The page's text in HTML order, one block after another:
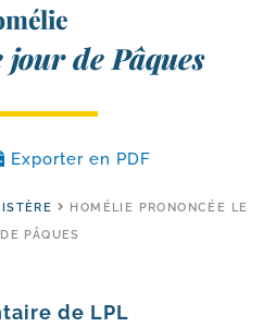
de Pâques
Exporter en PDF
HOMÉLIE PRONONCÉE LE
PÂQUES